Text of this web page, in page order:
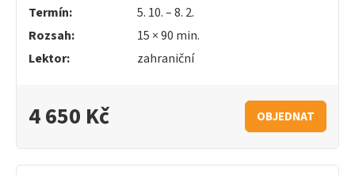
Termín:
5. 10. – 8. 2.
Rozsah:
15 ×90 min.
Lektor:
zahraniční
4 650 Kč OBJEDNAT